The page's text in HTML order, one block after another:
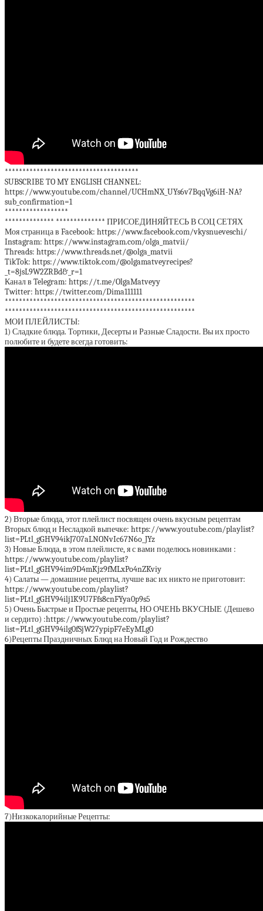
**************************************
SUBSCRIBE TO MY ENGLISH CHANNEL:
https://www.youtube.com/channel/UCHmNX_UYs6v7BqqVg6iH-NA?
sub_confirmation=1
******************
************** ************** ПРИСОЕДИНЯЙТЕСЬ В СОЦ СЕТЯХ
Моя страница в Facebook: https://www.facebook.com/vkysnueveschi/
Instagram: https://www.instagram.com/olga_matvii/
Threads: https://www.threads.net/@olga_matvii
TikTok: https://www.tiktok.com/@olgamatveyrecipes?
_t=8jsL9W2ZRBd&_r=1
Канал в Telegram: https://t.me/OlgaMatveyy
Twitter: https://twitter.com/Dima111111
******************************************************
******************************************************
МОИ ПЛЕЙЛИСТЫ:
1) Сладкие блюда. Тортики, Десерты и Разные Сладости. Вы их просто
полюбите и будете всегда готовить:
2) Вторые блюда, этот плейлист посвящен очень вкусным рецептам
Вторых блюд и Несладкой выпечке: https://www.youtube.com/playlist?
list=PLtl_gGHV94ikJ707aLNONvIc67N6o_JYz
3) Новые Блюда, в этом плейлисте, я с вами поделюсь новинками :
https://www.youtube.com/playlist?
list=PLtl_gGHV94im9D4mKjz9fMLxPo4nZKviy
4) Салаты — домашние рецепты, лучше вас их никто не приготовит:
https://www.youtube.com/playlist?
list=PLtl_gGHV94ilj1K9U7Ffs8cnFYya0p9s5
5) Очень Быстрые и Простые рецепты, НО ОЧЕНЬ ВКУСНЫЕ (Дешево
и сердито) :https://www.youtube.com/playlist?
list=PLtl_gGHV94ilg0fSjW27ypipF7eEyMLg0
6)Рецепты Праздничных Блюд на Новый Год и Рождество
7)Низкокалорийные Рецепты: